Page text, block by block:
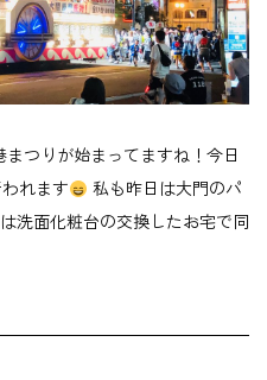
つりが始まってますね！今日
れます
私も昨日は大門のパ
面化粧台の交換したお宅で同